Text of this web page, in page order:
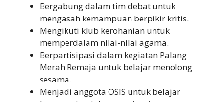
Bergabung dalam tim debat untuk
mengasah kemampuan berpikir kritis.
Mengikuti klub kerohanian untuk
memperdalam nilai-nilai agama.
Berpartisipasi dalam kegiatan Palang
Merah Remaja untuk belajar menolong
sesama.
Menjadi anggota OSIS untuk belajar